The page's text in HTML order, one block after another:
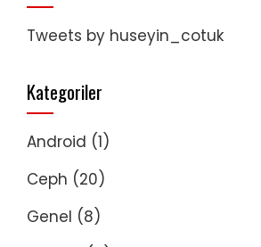
Tweets by huseyin_cotuk
Kategoriler
Android (1)
Ceph (20)
Genel (8)